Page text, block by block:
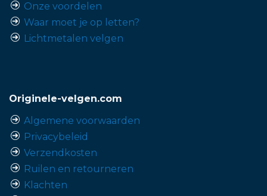
Onze voordelen
Waar moet je op letten?
Lichtmetalen velgen
Originele-velgen.com
Algemene voorwaarden
Privacybeleid
Verzendkosten
Ruilen en retourneren
Klachten